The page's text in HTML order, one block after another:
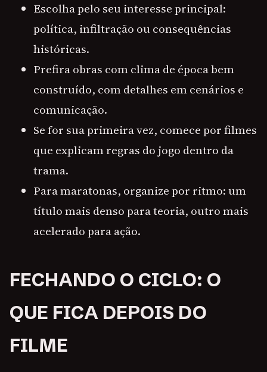
Escolha pelo seu interesse principal:
política, infiltração ou consequências
históricas.
Prefira obras com clima de época bem
construído, com detalhes em cenários e
comunicação.
Se for sua primeira vez, comece por filmes
que explicam regras do jogo dentro da
trama.
Para maratonas, organize por ritmo: um
título mais denso para teoria, outro mais
acelerado para ação.
FECHANDO O CICLO: O
QUE FICA DEPOIS DO
FILME